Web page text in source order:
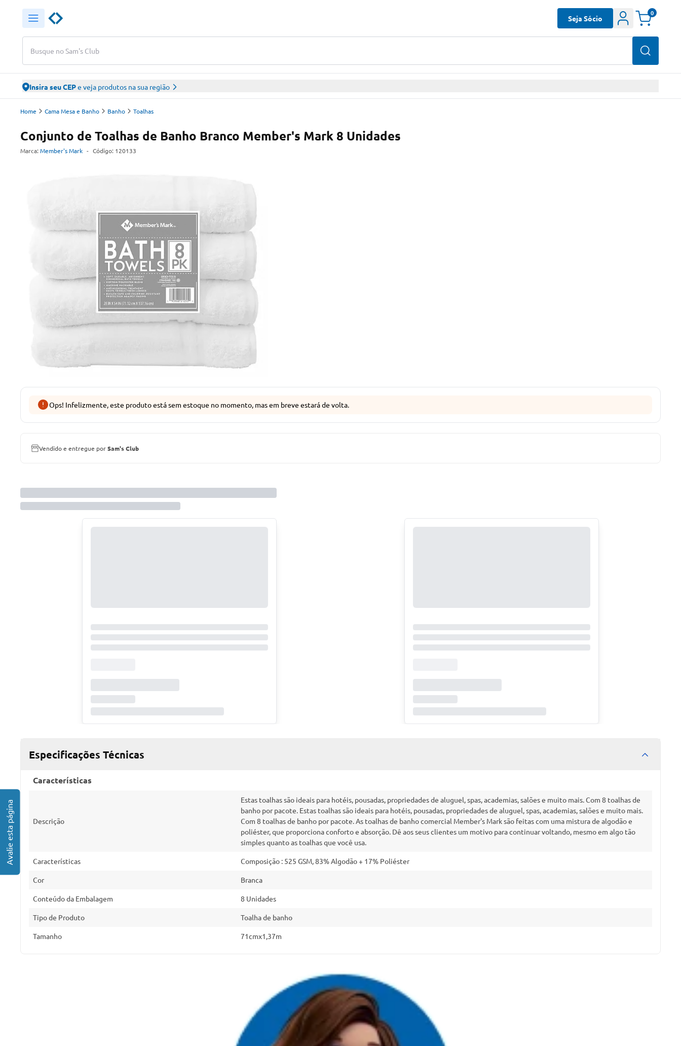
Busque no Sam's Club
Seja Sócio
0
Insira seu CEPe veja produtos na sua região
Home Cama Mesa e Banho Banho Toalhas
Conjunto de Toalhas de Banho Branco Member's Mark 8 Unidades
Marca: Member's Mark - Código: 120133
Ops! Infelizmente, este produto está sem estoque no momento, mas em breve estará de volta.
Vendido e entregue porSam's Club
Especificações Técnicas
Características
Descrição
Estas toalhas são ideais para hotéis, pousadas, propriedades de aluguel, spas, academias, salões e muito mais. Com 8 toalhas de
banho por pacote. Estas toalhas são ideais para hotéis, pousadas, propriedades de aluguel, spas, academias, salões e muito mais.
Com 8 toalhas de banho por pacote. As toalhas de banho comercial Member's Mark são feitas com uma mistura de algodão e
poliéster, que proporciona conforto e absorção. Dê aos seus clientes um motivo para continuar voltando, mesmo em algo tão
simples quanto as toalhas que você usa.
Características Composição : 525 GSM, 83% Algodão + 17% Poliéster
Cor Branca
Conteúdo da Embalagem 8 Unidades
Tipo de Produto Toalha de banho
Tamanho 71cmx1,37m